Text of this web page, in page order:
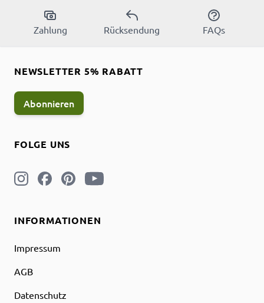
Zahlung Rücksendung FAQs
INFORMATIONEN
Impressum
AGB
Datenschutz
FOLGE UNS
NEWSLETTER 5% RABATT
Abonnieren